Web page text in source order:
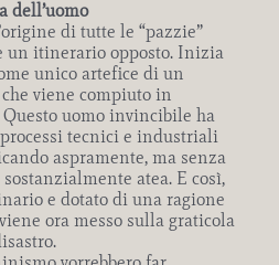
dell’uomo
di tutte le “pazzie”
un itinerario opposto. Inizia
unico artefice di un
viene compiuto in
uomo invincibile ha
tecnici e industriali
aspramente, ma senza
atea. E così,
e dotato di una ragione
ora messo sulla graticola